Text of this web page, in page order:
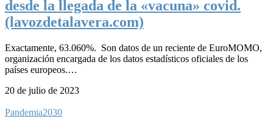
desde la llegada de la «vacuna» covid.
(lavozdetalavera.com)
Exactamente, 63.060%. Son datos de un reciente de EuroMOMO,
organización encargada de los datos estadísticos oficiales de los
países europeos.…
20 de julio de 2023
Pandemia2030